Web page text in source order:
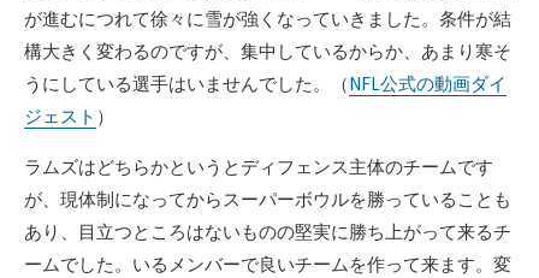
が進むにつれて徐々に雪が強くなっていきました。条件が結
構大きく変わるのですが、集中しているからか、あまり寒そ
うにしている選手はいませんでした。（NFL公式の動画ダイ
ジェスト ）
ラムズはどちらかというとディフェンス主体のチームです
が、現体制になってからスーパーボウルを勝っていることも
あり、目立つところはないものの堅実に勝ち上がって来るチ
ームでした。いるメンバーで良いチームを作って来ます。変